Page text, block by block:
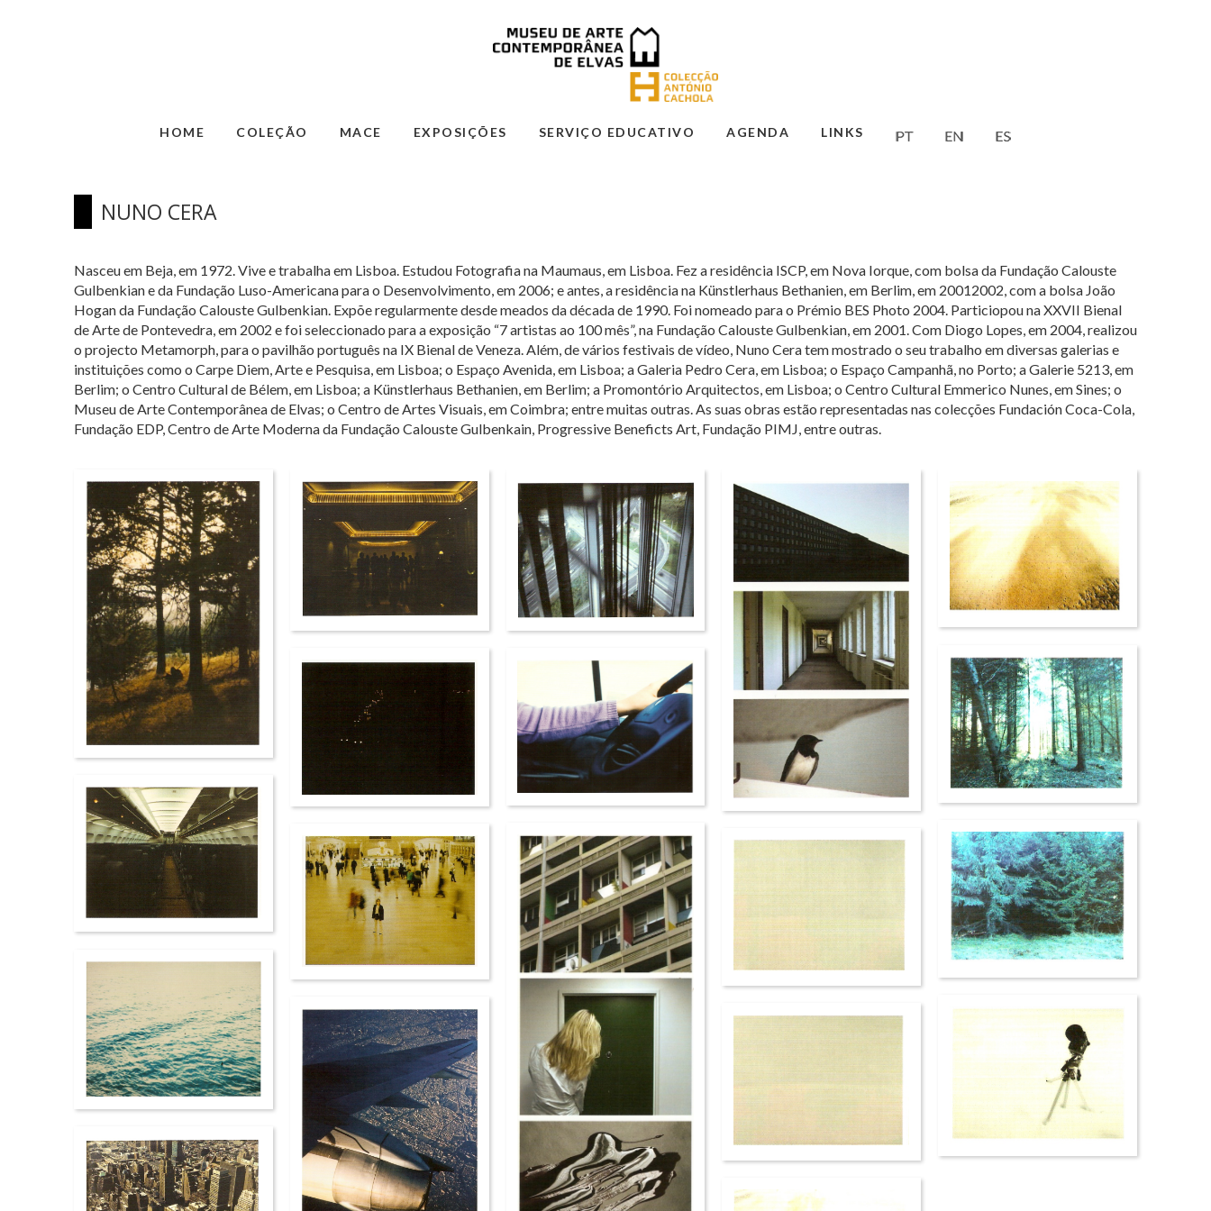
HOME COLEÇÃO MACE EXPOSIÇÕES SERVIÇO EDUCATIVO AGENDA LINKS
NUNO CERA
Nasceu em Beja, em 1972. Vive e trabalha em Lisboa. Estudou Fotografia na Maumaus, em Lisboa. Fez a residência ISCP, em Nova Iorque, com bolsa da Fundação Calouste
Gulbenkian e da Fundação Luso-Americana para o Desenvolvimento, em 2006; e antes, a residência na Künstlerhaus Bethanien, em Berlim, em 20012002, com a bolsa João
Hogan da Fundação Calouste Gulbenkian. Expõe regularmente desde meados da década de 1990. Foi nomeado para o Prémio BES Photo 2004. Particiopou na XXVII Bienal
de Arte de Pontevedra, em 2002 e foi seleccionado para a exposição “7 artistas ao 100 mês”, na Fundação Calouste Gulbenkian, em 2001. Com Diogo Lopes, em 2004, realizou
o projecto Metamorph, para o pavilhão português na IX Bienal de Veneza. Além, de vários festivais de vídeo, Nuno Cera tem mostrado o seu trabalho em diversas galerias e
instituições como o Carpe Diem, Arte e Pesquisa, em Lisboa; o Espaço Avenida, em Lisboa; a Galeria Pedro Cera, em Lisboa; o Espaço Campanhã, no Porto; a Galerie 5213, em
Berlim; o Centro Cultural de Bélem, em Lisboa; a Künstlerhaus Bethanien, em Berlim; a Promontório Arquitectos, em Lisboa; o Centro Cultural Emmerico Nunes, em Sines; o
Museu de Arte Contemporânea de Elvas; o Centro de Artes Visuais, em Coimbra; entre muitas outras. As suas obras estão representadas nas colecções Fundación Coca-Cola,
Fundação EDP, Centro de Arte Moderna da Fundação Calouste Gulbenkain, Progressive Beneficts Art, Fundação PIMJ, entre outras.